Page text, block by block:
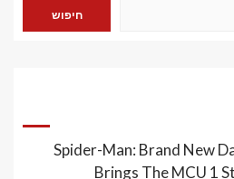
חיפוש
Spider-Man: Brand New
Brings The MCU 1